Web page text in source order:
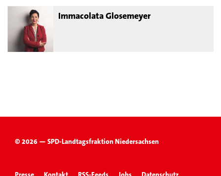
Immacolata Glosemeyer
© 2026 — SPD-Landtagsfraktion Niedersachsen